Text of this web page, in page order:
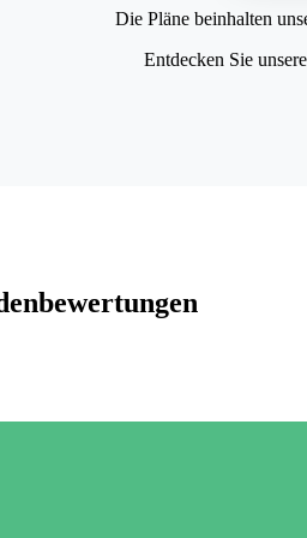
Die Pläne beinhalten
Entdecken Sie unsere